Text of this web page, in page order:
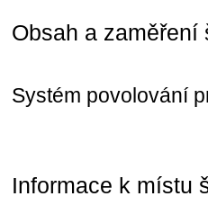
Obsah a zaměření
Systém povolování
Informace k místu